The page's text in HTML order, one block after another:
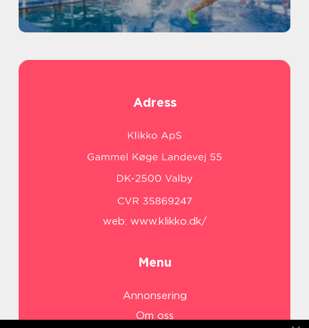
Adress
web: www.klikko.dk/
Menu
Annonsering
Om oss